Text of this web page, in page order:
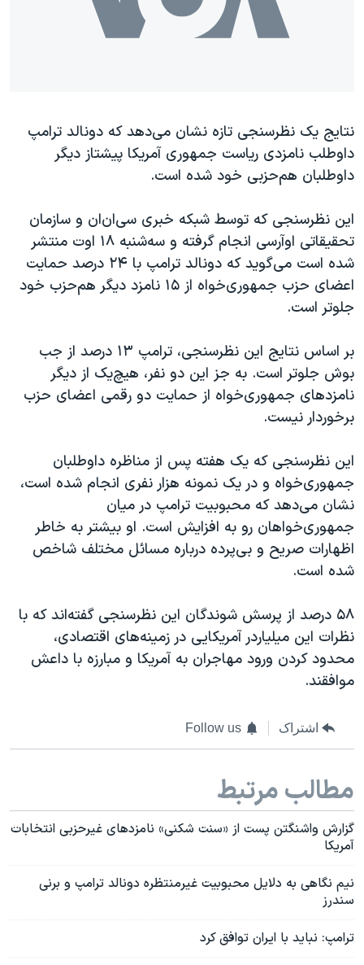
فرهنگ و زندگی
اسرائیل در جنگ
گالری عکس
ورزش زنان در ایران
اعتراضات زن، زندگی، آزادی
تریبونال مردمی آبان ۹۸
دادگاه حمید نوری
چهل سال گروگان‌گیری
قانون شفافیت دارائی کادر رهبری ایران
اسرائیل در جنگ
نرگس محمدی برنده جایزه نوبل صلح
همایش محافظه‌کاران آمریکا «سی‌پک»
صفحه‌های ویژه
سفر پرزیدنت ترامپ به چین
زبانهای مختلف
نتایج یک نظرسنجی تازه نشان می‌دهد که دونالد ترامپ
داوطلب نامزدی ریاست جمهوری آمریکا پیشتاز دیگر
داوطلبان هم‌حزبی خود شده است.
این نظرسنجی که توسط شبکه خبری سی‌ان‌ان و سازمان
تحقیقاتی او‌آرسی انجام گرفته و سه‌شنبه ۱۸ اوت منتشر
شده است می‌گوید که دونالد ترامپ با ۲۴ درصد حمایت
اعضای حزب جمهوری‌خواه از ۱۵ نامزد دیگر هم‌حزب خود
جلوتر است.
بر اساس نتایج این نظرسنجی، ترامپ ۱۳ درصد از جب
بوش جلوتر است. به جز این دو نفر، هیچ‌یک از دیگر
نامزدهای جمهوری‌خواه از حمایت دو رقمی اعضای حزب
برخوردار نیست.
این نظرسنجی که یک هفته پس از مناظره داوطلبان
جمهوری‌خواه و در یک نمونه هزار نفری انجام شده است،
نشان می‌دهد که محبوبیت ترامپ در میان
جمهوری‌خواهان رو به افزایش است. او بیشتر به خاطر
اظهارات صریح و بی‌پرده درباره مسائل مختلف شاخص
شده است.
۵۸ درصد از پرسش شوندگان این نظرسنجی گفته‌اند که با
نظرات این میلیاردر آمریکایی در زمینه‌های اقتصادی،
محدود کردن ورود مهاجران به آمریکا و مبارزه با داعش
موافقند.
اشتراک Follow us
مطالب مرتبط
گزارش واشنگتن پست از «سنت شکنی» نامزدهای غیرحزبی انتخابات
آمریکا
نیم نگاهی به دلایل محبوبیت غیرمنتظره دونالد ترامپ و برنی
سندرز
ترامپ: نباید با ایران توافق کرد